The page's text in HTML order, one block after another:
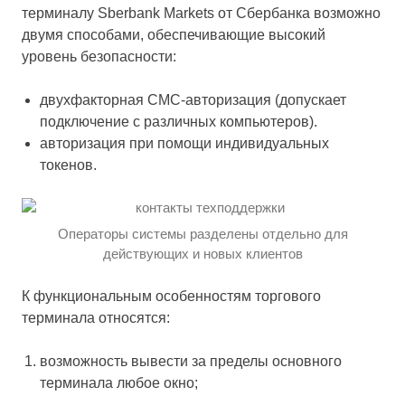
терминалу Sberbank Markets от Сбербанка возможно
двумя способами, обеспечивающие высокий
уровень безопасности:
двухфакторная СМС-авторизация (допускает
подключение с различных компьютеров).
авторизация при помощи индивидуальных
токенов.
Операторы системы разделены отдельно для
действующих и новых клиентов
К функциональным особенностям торгового
терминала относятся:
возможность вывести за пределы основного
терминала любое окно;